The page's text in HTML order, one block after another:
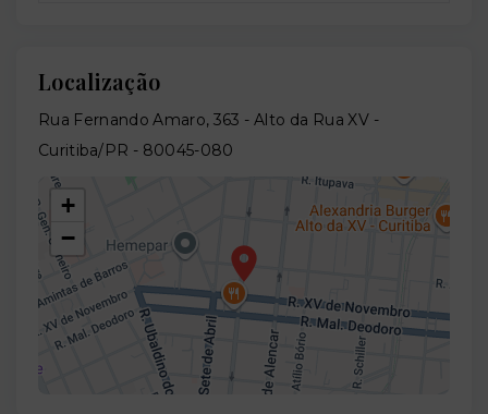
Localização
Rua Fernando Amaro, 363 - Alto da Rua XV -
Curitiba/PR - 80045-080
+
−